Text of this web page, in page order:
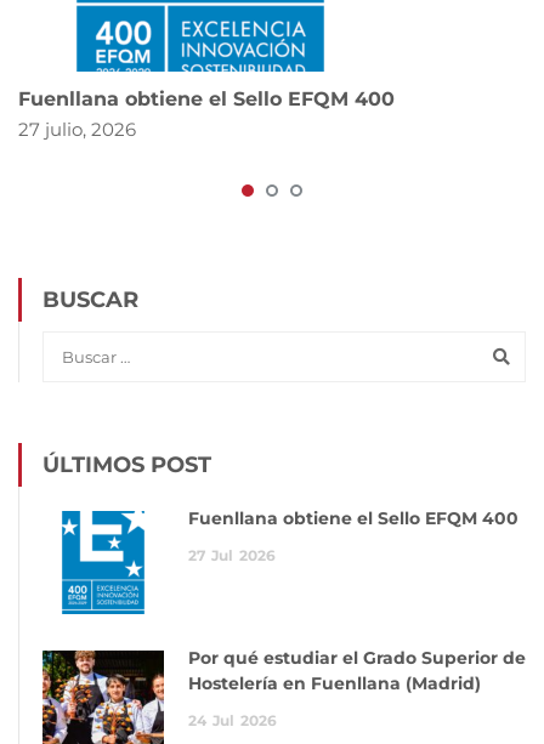
Fuenllana obtiene el Sello EFQM 400
27 julio, 2026
BUSCAR
ÚLTIMOS POST
Fuenllana obtiene el Sello EFQM 400
27 Jul 2026
Por qué estudiar el Grado Superior de
Hostelería en Fuenllana (Madrid)
24 Jul 2026